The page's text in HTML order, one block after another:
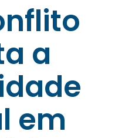
a
em